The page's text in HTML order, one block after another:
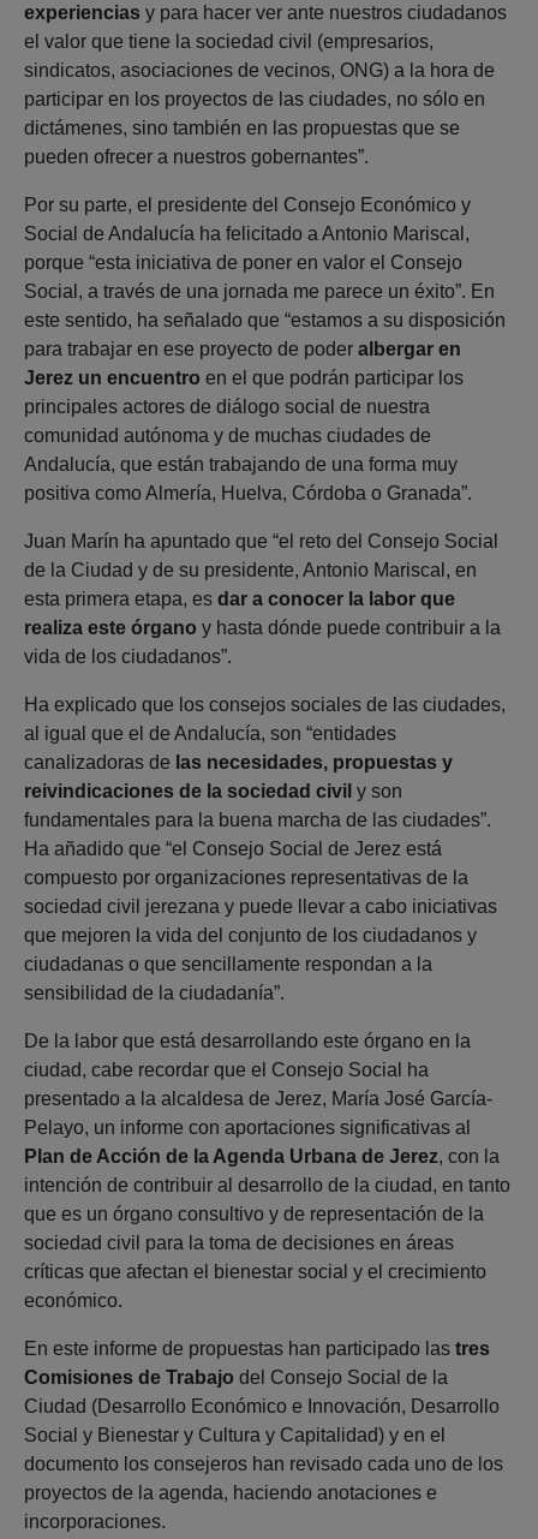
experiencias y para hacer ver ante nuestros ciudadanos
el valor que tiene la sociedad civil (empresarios,
sindicatos, asociaciones de vecinos, ONG) a la hora de
participar en los proyectos de las ciudades, no sólo en
dictámenes, sino también en las propuestas que se
pueden ofrecer a nuestros gobernantes”.
Por su parte, el presidente del Consejo Económico y
Social de Andalucía ha felicitado a Antonio Mariscal,
porque “esta iniciativa de poner en valor el Consejo
Social, a través de una jornada me parece un éxito”. En
este sentido, ha señalado que “estamos a su disposición
para trabajar en ese proyecto de poder albergar en
Jerez un encuentro en el que podrán participar los
principales actores de diálogo social de nuestra
comunidad autónoma y de muchas ciudades de
Andalucía, que están trabajando de una forma muy
positiva como Almería, Huelva, Córdoba o Granada”.
Juan Marín ha apuntado que “el reto del Consejo Social
de la Ciudad y de su presidente, Antonio Mariscal, en
esta primera etapa, es dar a conocer la labor que
realiza este órgano y hasta dónde puede contribuir a la
vida de los ciudadanos”.
Ha explicado que los consejos sociales de las ciudades,
al igual que el de Andalucía, son “entidades
canalizadoras de las necesidades, propuestas y
reivindicaciones de la sociedad civil y son
fundamentales para la buena marcha de las ciudades”.
Ha añadido que “el Consejo Social de Jerez está
compuesto por organizaciones representativas de la
sociedad civil jerezana y puede llevar a cabo iniciativas
que mejoren la vida del conjunto de los ciudadanos y
ciudadanas o que sencillamente respondan a la
sensibilidad de la ciudadanía”.
De la labor que está desarrollando este órgano en la
ciudad, cabe recordar que el Consejo Social ha
presentado a la alcaldesa de Jerez, María José García-
Pelayo, un informe con aportaciones significativas al
Plan de Acción de la Agenda Urbana de Jerez, con la
intención de contribuir al desarrollo de la ciudad, en tanto
que es un órgano consultivo y de representación de la
sociedad civil para la toma de decisiones en áreas
críticas que afectan el bienestar social y el crecimiento
económico.
En este informe de propuestas han participado las tres
Comisiones de Trabajo del Consejo Social de la
Ciudad (Desarrollo Económico e Innovación, Desarrollo
Social y Bienestar y Cultura y Capitalidad) y en el
documento los consejeros han revisado cada uno de los
proyectos de la agenda, haciendo anotaciones e
incorporaciones.